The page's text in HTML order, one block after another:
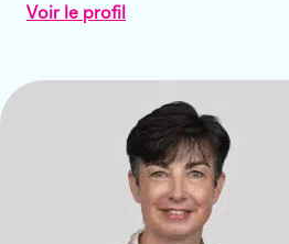
Voir le profil